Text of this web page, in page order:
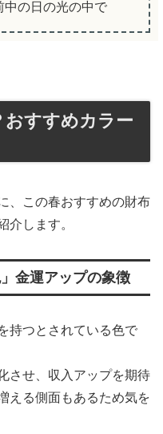
の日の光の中で
おすすめカラー
、この春おすすめの財布
します。
金運アップの象徴
持つとされている色で
させ、収入アップを期待
える側面もあるため気を